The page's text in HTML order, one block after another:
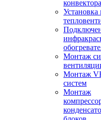
конвектора
Установка
Монтаж
Монтаж
систем
Монтаж